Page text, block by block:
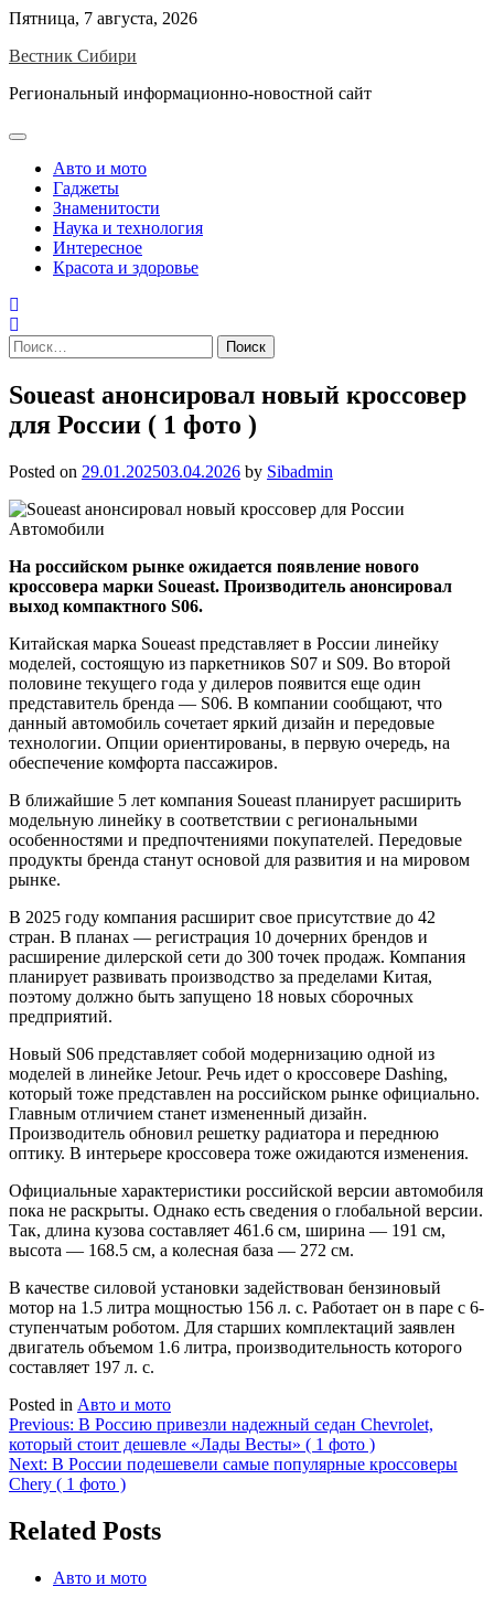
Skip
content
Пятница, 7 августа, 2026
Вестник Сибири
Региональный информационно-новостной сайт
Авто и мото
Гаджеты
Знаменитости
Наука и технология
Интересное
Красота и здоровье
Найти:
Soueast анонсировал новый кроссовер
для России ( 1 фото )
Posted on 29.01.202503.04.2026 by Sibadmin
На российском рынке ожидается появление нового
кроссовера марки Soueast. Производитель анонсировал
выход компактного S06.
Китайская марка Soueast представляет в России линейку
моделей, состоящую из паркетников S07 и S09. Во второй
половине текущего года у дилеров появится еще один
представитель бренда — S06. В компании сообщают, что
данный автомобиль сочетает яркий дизайн и передовые
технологии. Опции ориентированы, в первую очередь, на
обеспечение комфорта пассажиров.
В ближайшие 5 лет компания Soueast планирует расширить
модельную линейку в соответствии с региональными
особенностями и предпочтениями покупателей. Передовые
продукты бренда станут основой для развития и на мировом
рынке.
В 2025 году компания расширит свое присутствие до 42
стран. В планах — регистрация 10 дочерних брендов и
расширение дилерской сети до 300 точек продаж. Компания
планирует развивать производство за пределами Китая,
поэтому должно быть запущено 18 новых сборочных
предприятий.
Новый S06 представляет собой модернизацию одной из
моделей в линейке Jetour. Речь идет о кроссовере Dashing,
который тоже представлен на российском рынке официально.
Главным отличием станет измененный дизайн.
Производитель обновил решетку радиатора и переднюю
оптику. В интерьере кроссовера тоже ожидаются изменения.
Официальные характеристики российской версии автомобиля
пока не раскрыты. Однако есть сведения о глобальной версии.
Так, длина кузова составляет 461.6 см, ширина — 191 см,
высота — 168.5 см, а колесная база — 272 см.
В качестве силовой установки задействован бензиновый
мотор на 1.5 литра мощностью 156 л. с. Работает он в паре с 6-
ступенчатым роботом. Для старших комплектаций заявлен
двигатель объемом 1.6 литра, производительность которого
составляет 197 л. с.
Posted in Авто и мото
Навигация
по
записям
Previous: В Россию привезли надежный седан Chevrolet,
который стоит дешевле «Лады Весты» ( 1 фото )
Next: В России подешевели самые популярные кроссоверы
Chery ( 1 фото )
Related Posts
Авто и мото